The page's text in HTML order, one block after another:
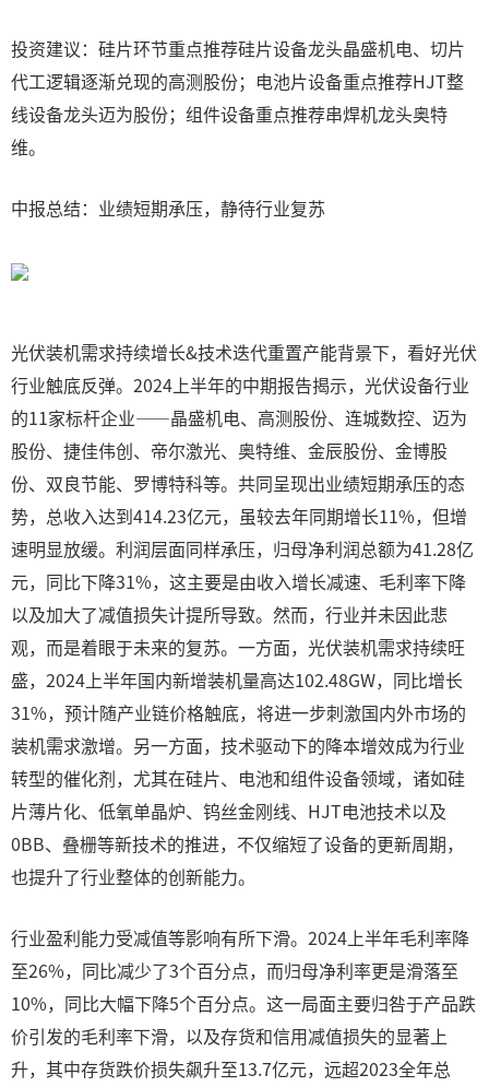
投资建议：硅片环节重点推荐硅片设备龙头晶盛机电、切片
代工逻辑逐渐兑现的高测股份；电池片设备重点推荐HJT整
线设备龙头迈为股份；组件设备重点推荐串焊机龙头奥特
维。
中报总结：业绩短期承压，静待行业复苏
光伏装机需求持续增长&技术迭代重置产能背景下，看好光伏
行业触底反弹。2024上半年的中期报告揭示，光伏设备行业
的11家标杆企业——晶盛机电、高测股份、连城数控、迈为
股份、捷佳伟创、帝尔激光、奥特维、金辰股份、金博股
份、双良节能、罗博特科等。共同呈现出业绩短期承压的态
势，总收入达到414.23亿元，虽较去年同期增长11%，但增
速明显放缓。利润层面同样承压，归母净利润总额为41.28亿
元，同比下降31%，这主要是由收入增长减速、毛利率下降
以及加大了减值损失计提所导致。然而，行业并未因此悲
观，而是着眼于未来的复苏。一方面，光伏装机需求持续旺
盛，2024上半年国内新增装机量高达102.48GW，同比增长
31%，预计随产业链价格触底，将进一步刺激国内外市场的
装机需求激增。另一方面，技术驱动下的降本增效成为行业
转型的催化剂，尤其在硅片、电池和组件设备领域，诸如硅
片薄片化、低氧单晶炉、钨丝金刚线、HJT电池技术以及
0BB、叠栅等新技术的推进，不仅缩短了设备的更新周期，
也提升了行业整体的创新能力。
行业盈利能力受减值等影响有所下滑。2024上半年毛利率降
至26%，同比减少了3个百分点，而归母净利率更是滑落至
10%，同比大幅下降5个百分点。这一局面主要归咎于产品跌
价引发的毛利率下滑，以及存货和信用减值损失的显著上
升，其中存货跌价损失飙升至13.7亿元，远超2023全年总